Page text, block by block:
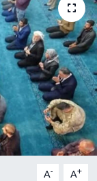
A- A+